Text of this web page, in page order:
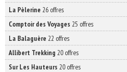
La Pèlerine 26 offres
Comptoir des Voyages 25 offres
La Balaguère 22 offres
Allibert Trekking 20 offres
Sur Les Hauteurs 20 offres